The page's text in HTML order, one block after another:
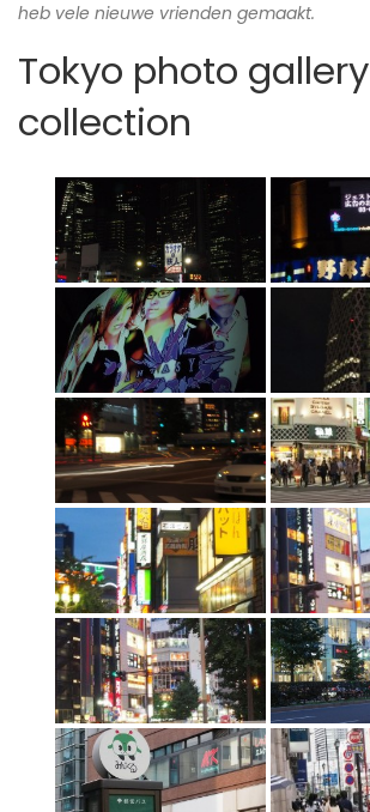
heb vele nieuwe vrienden gemaakt.
Tokyo photo gallery
collection